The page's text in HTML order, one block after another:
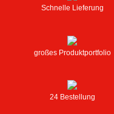
Schnelle Lieferung
großes Produktportfolio
24 Bestellung